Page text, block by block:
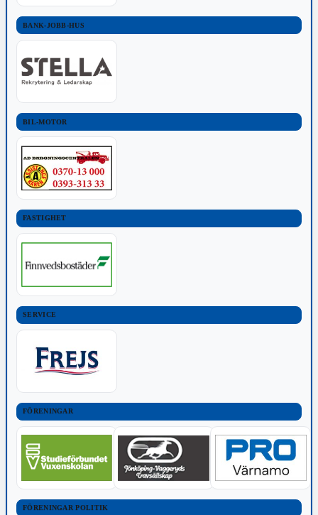
BANK-JOBB-HUS
BIL-MOTOR
FASTIGHET
SERVICE
FÖRENINGAR
FÖRENINGAR POLITIK